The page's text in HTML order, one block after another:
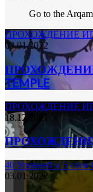
Go to the
ПРОХОЖДЕНИЕ
03.01.2022
ПРОХОЖДЕНИЕ
TEMPLE
ПРОХОЖДЕНИЕ
18.12.2021
ПРОХОЖДЕНИЕ
40 Уровней и 5 слов
03.01.2022